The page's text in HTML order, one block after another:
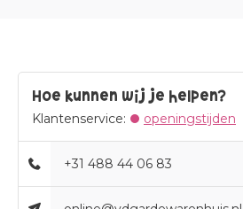
Hoe kunnen wij je helpen?
Klantenservice:
openingstijden
+31 488 44 06 83